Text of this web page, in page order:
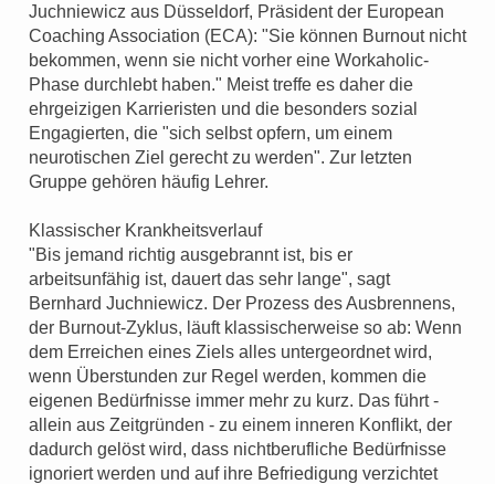
Juchniewicz aus Düsseldorf, Präsident der European
Coaching Association (ECA): "Sie können Burnout nicht
bekommen, wenn sie nicht vorher eine Workaholic-
Phase durchlebt haben." Meist treffe es daher die
ehrgeizigen Karrieristen und die besonders sozial
Engagierten, die "sich selbst opfern, um einem
neurotischen Ziel gerecht zu werden". Zur letzten
Gruppe gehören häufig Lehrer.
Klassischer Krankheitsverlauf
"Bis jemand richtig ausgebrannt ist, bis er
arbeitsunfähig ist, dauert das sehr lange", sagt
Bernhard Juchniewicz. Der Prozess des Ausbrennens,
der Burnout-Zyklus, läuft klassischerweise so ab: Wenn
dem Erreichen eines Ziels alles untergeordnet wird,
wenn Überstunden zur Regel werden, kommen die
eigenen Bedürfnisse immer mehr zu kurz. Das führt -
allein aus Zeitgründen - zu einem inneren Konflikt, der
dadurch gelöst wird, dass nichtberufliche Bedürfnisse
ignoriert werden und auf ihre Befriedigung verzichtet